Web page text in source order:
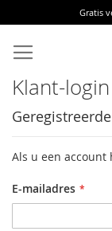
Gratis
naar
de
inhoud
Klant-login
Als u een
E-mailadres